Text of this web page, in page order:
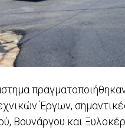
Έργων,
Βουνάργου και